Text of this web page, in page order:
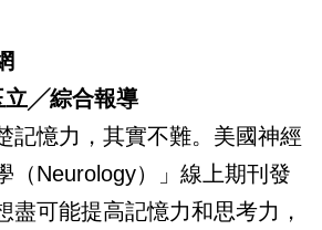
立╱綜合報導
記憶力，其實不難。美國神經
（Neurology）」線上期刊發
盡可能提高記憶力和思考力，